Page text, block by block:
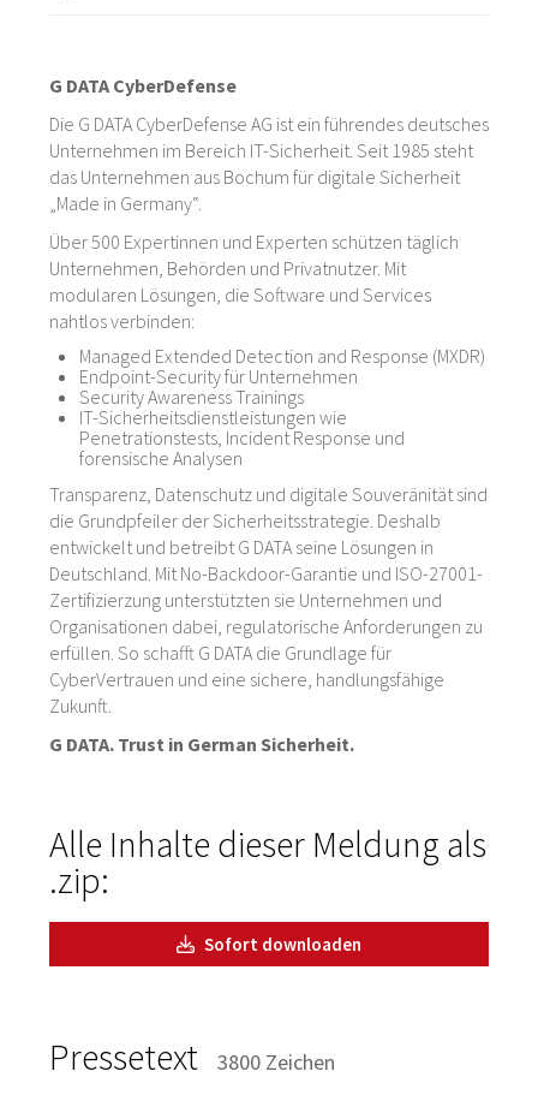
G DATA CyberDefense
Die G DATA CyberDefense AG ist ein führendes deutsches
Unternehmen im Bereich IT-Sicherheit. Seit 1985 steht
das Unternehmen aus Bochum für digitale Sicherheit
„Made in Germany“.
Über 500 Expertinnen und Experten schützen täglich
Unternehmen, Behörden und Privatnutzer. Mit
modularen Lösungen, die Software und Services
nahtlos verbinden:
Managed Extended Detection and Response (MXDR)
Endpoint-Security für Unternehmen
Security Awareness Trainings
IT-Sicherheitsdienstleistungen wie
Penetrationstests, Incident Response und
forensische Analysen
Transparenz, Datenschutz und digitale Souveränität sind
die Grundpfeiler der Sicherheitsstrategie. Deshalb
entwickelt und betreibt G DATA seine Lösungen in
Deutschland. Mit No-Backdoor-Garantie und ISO-27001-
Zertifizierzung unterstützten sie Unternehmen und
Organisationen dabei, regulatorische Anforderungen zu
erfüllen. So schafft G DATA die Grundlage für
CyberVertrauen und eine sichere, handlungsfähige
Zukunft.
G DATA. Trust in German Sicherheit.
Alle Inhalte dieser Meldung als
.zip:
Sofort downloaden
Pressetext 3800 Zeichen